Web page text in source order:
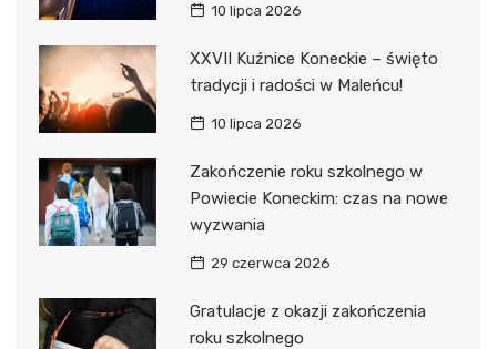
10 lipca 2026
XXVII Kuźnice Koneckie – święto
tradycji i radości w Maleńcu!
10 lipca 2026
Zakończenie roku szkolnego w
Powiecie Koneckim: czas na nowe
wyzwania
29 czerwca 2026
Gratulacje z okazji zakończenia
roku szkolnego